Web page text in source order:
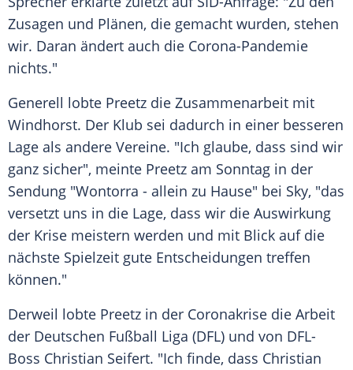
Zusagen und Plänen, die gemacht wurden, stehen
wir. Daran ändert auch die Corona-Pandemie
nichts."
Generell lobte Preetz die Zusammenarbeit mit
Windhorst. Der Klub sei dadurch in einer besseren
Lage als andere Vereine. "Ich glaube, dass sind wir
ganz sicher", meinte Preetz am Sonntag in der
Sendung "Wontorra - allein zu Hause" bei Sky, "das
versetzt uns in die Lage, dass wir die Auswirkung
der Krise meistern werden und mit Blick auf die
nächste Spielzeit gute Entscheidungen treffen
können."
Derweil lobte Preetz in der Coronakrise die Arbeit
der Deutschen Fußball Liga (DFL) und von DFL-
Boss Christian Seifert. "Ich finde, dass Christian